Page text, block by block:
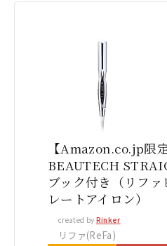
【Amazon.co.jp限
BEAUTECH
ブック付き（リフ
レートアイロン）
created by Rinker
リファ(ReFa)